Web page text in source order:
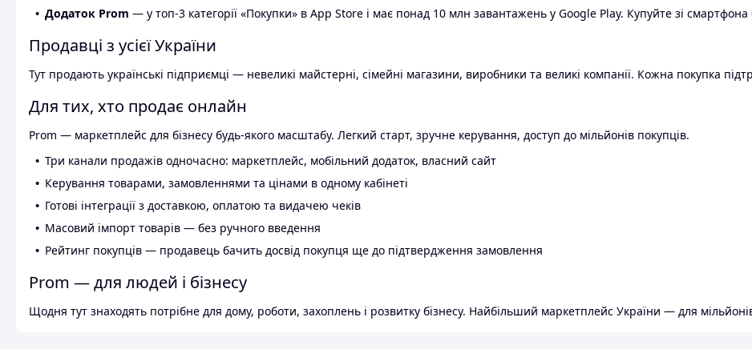
Додаток Prom — у топ-3 категорії «Покупки» в App Store і має понад 10 млн завантажень у Google Play. Купуйте зі смартфона
Продавці з усієї України
Тут продають українські підприємці — невеликі майстерні, сімейні магазини, виробники та великі компанії. Кожна покупка
Для тих, хто продає онлайн
Prom — маркетплейс для бізнесу будь-якого масштабу. Легкий старт, зручне керування, доступ до мільйонів покупців.
Три канали продажів одночасно: маркетплейс, мобільний додаток, власний сайт
Керування товарами, замовленнями та цінами в одному кабінеті
Готові інтеграції з доставкою, оплатою та видачею чеків
Масовий імпорт товарів — без ручного введення
Рейтинг покупців — продавець бачить досвід покупця ще до підтвердження замовлення
Prom — для людей і бізнесу
Щодня тут знаходять потрібне для дому, роботи, захоплень і розвитку бізнесу. Найбільший маркетплейс України — для